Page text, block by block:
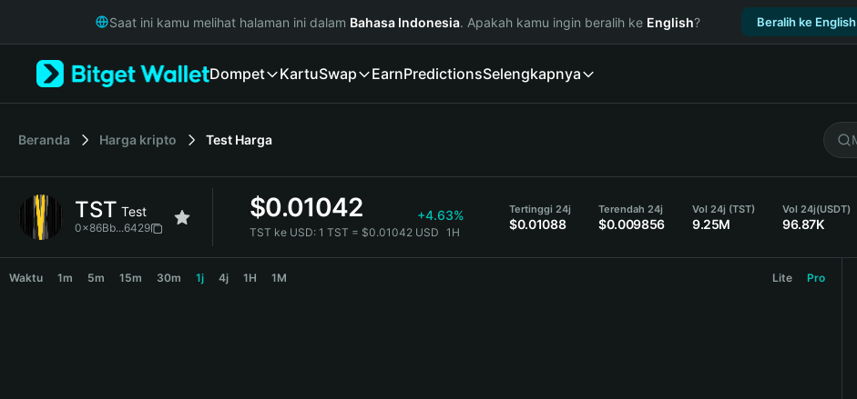
Русский
Italiano
简体中文
繁體中文
Bahasa Indonesia
Saat ini kamu melihat halaman ini dalam Bahasa Indonesia. Apakah kamu ingin beralih ke English? Beralih ke English
Dompet KartuSwap EarnPredictionsSelengkapnya
Beranda Harga kripto Test Harga
TST Test
0x86Bb...6429
$0.01042 +4.63%
TST ke USD: 1 TST = $0.01042 USD 1H
Tertinggi 24j
$0.01088
Terendah 24j
$0.009856
Vol 24j (TST)
9.25M
Vol 24j(USDT)
96.87K
Waktu 1m 5m 15m 30m 1j 4j 1H 1M Lite Pro